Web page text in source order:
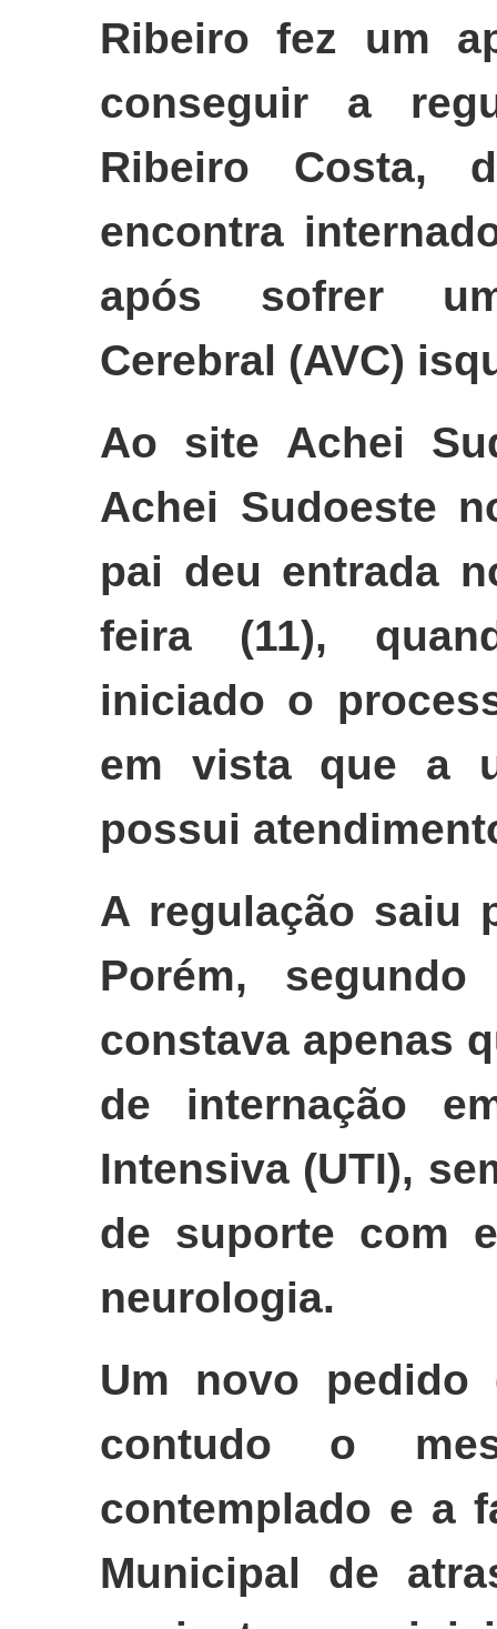
Ribeiro fez um
conseguir a
Ribeiro Costa,
encontra
após sofrer
Cerebral (AVC)
Ao site Achei
Achei Sudoeste
pai deu entrada
feira (11),
iniciado o
em vista que a
possui
A regulação saiu
Porém,
constava apenas
de internação
Intensiva (UTI),
de suporte com
neurologia.
Um novo pedido
contudo o
contemplado e a
Municipal de